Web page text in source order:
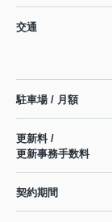
交通
駐車場 / 月額
更新料 /
更新事務手数料
契約期間